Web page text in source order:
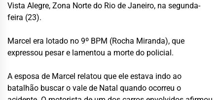
Vista Alegre, Zona Norte do Rio de Janeiro, na segunda-
feira (23).
Marcel era lotado no 9º BPM (Rocha Miranda), que
expressou pesar e lamentou a morte do policial.
A esposa de Marcel relatou que ele estava indo ao
batalhão buscar o vale de Natal quando ocorreu o